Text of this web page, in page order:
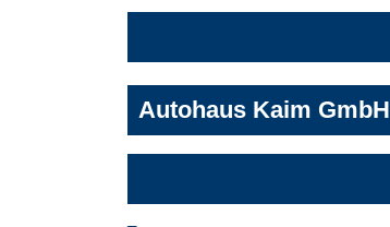
Autohaus Kaim GmbH